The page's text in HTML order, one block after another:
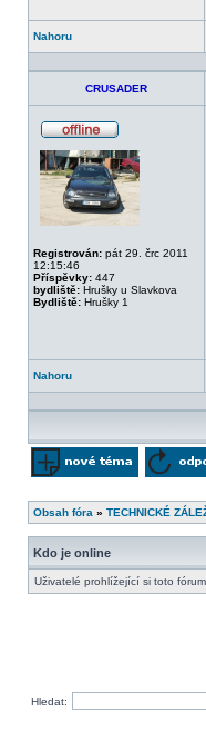
Nahoru
CRUSADER
Registrován: pát 29. črc 2011
12:15:46
Příspěvky: 447
bydliště: Hrušky u Slavkova
Bydliště: Hrušky 1
Nahoru
Obsah fóra » TECHNICKÉ
Kdo je online
Uživatelé prohlížející si toto
Hledat: